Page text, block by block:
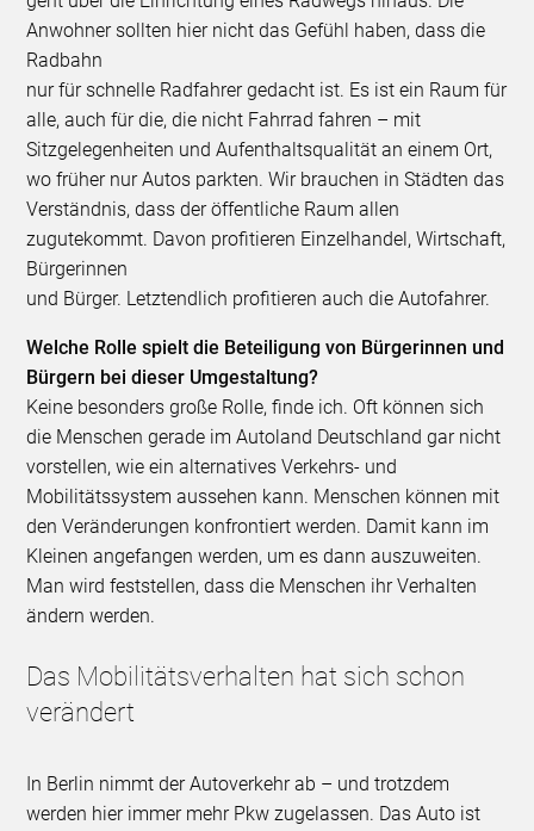
Anwohner sollten hier nicht das Gefühl haben, dass die
Radbahn
nur für schnelle Radfahrer gedacht ist. Es ist ein Raum für
alle, auch für die, die nicht Fahrrad fahren – mit
Sitzgelegenheiten und Aufenthaltsqualität an einem Ort,
wo früher nur Autos parkten. Wir brauchen in Städten das
Verständnis, dass der öffentliche Raum allen
zugutekommt. Davon profitieren Einzelhandel, Wirtschaft,
Bürgerinnen
und Bürger. Letztendlich profitieren auch die Autofahrer.
Welche Rolle spielt die Beteiligung von Bürgerinnen und
Bürgern bei dieser Umgestaltung?
Keine besonders große Rolle, finde ich. Oft können sich
die Menschen gerade im Autoland Deutschland gar nicht
vorstellen, wie ein alternatives Verkehrs- und
Mobilitätssystem aussehen kann. Menschen können mit
den Veränderungen konfrontiert werden. Damit kann im
Kleinen angefangen werden, um es dann auszuweiten.
Man wird feststellen, dass die Menschen ihr Verhalten
ändern werden.
Das Mobilitätsverhalten hat sich schon
verändert
In Berlin nimmt der Autoverkehr ab – und trotzdem
werden hier immer mehr Pkw zugelassen. Das Auto ist